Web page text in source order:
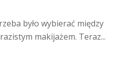
było wybierać między
makijażem. Teraz...